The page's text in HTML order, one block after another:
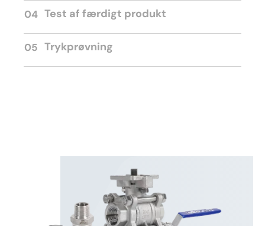
Test af færdigt produkt
04
Trykprøvning
05